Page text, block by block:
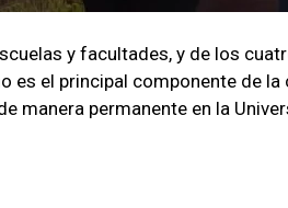
y facultades, y de los
es el principal componente de la
manera permanente en la